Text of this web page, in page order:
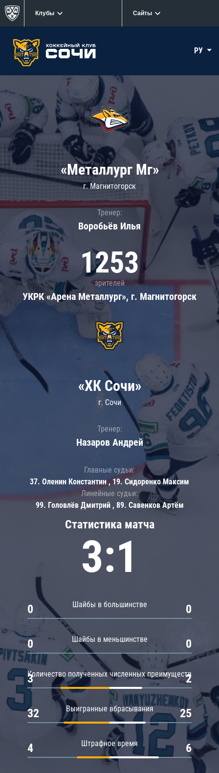
Клубы Сайты
РУ
«Металлург Мг»
г. Магнитогорск
Тренер:
Воробьёв Илья
1253
зрителей
УКРК «Арена Металлург», г. Магнитогорск
Статистика матча
3:1
Шайбы в большинстве
0 0
Шайбы в меньшинстве
0 0
Количество полученных численных преимуществ
3 2
Выигранные вбрасывания
32 25
Штрафное время
4 6
«ХК Сочи»
г. Сочи
Тренер:
Назаров Андрей
Главные судьи:
37. Оленин Константин , 19. Сидоренко Максим
Линейные судьи:
99. Головлёв Дмитрий , 89. Савенков Артём